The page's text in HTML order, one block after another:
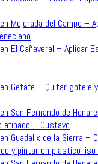
Mejorada del Campo –
El Cañaveral – Aplicar
Getafe – Quitar gotele
San Fernando de
afinado – Gustavo
Guadalix de la Sierra –
y pintar en plastico liso